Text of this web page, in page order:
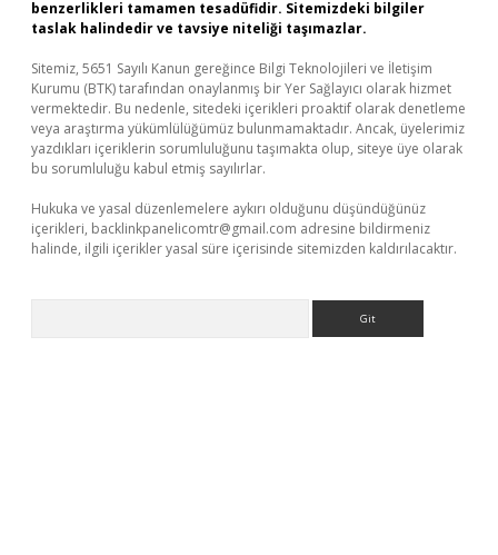
benzerlikleri tamamen tesadüfidir. Sitemizdeki bilgiler
taslak halindedir ve tavsiye niteliği taşımazlar.
Sitemiz, 5651 Sayılı Kanun gereğince Bilgi Teknolojileri ve İletişim
Kurumu (BTK) tarafından onaylanmış bir Yer Sağlayıcı olarak hizmet
vermektedir. Bu nedenle, sitedeki içerikleri proaktif olarak denetleme
veya araştırma yükümlülüğümüz bulunmamaktadır. Ancak, üyelerimiz
yazdıkları içeriklerin sorumluluğunu taşımakta olup, siteye üye olarak
bu sorumluluğu kabul etmiş sayılırlar.
Hukuka ve yasal düzenlemelere aykırı olduğunu düşündüğünüz
içerikleri, backlinkpanelicomtr@gmail.com adresine bildirmeniz
halinde, ilgili içerikler yasal süre içerisinde sitemizden kaldırılacaktır.